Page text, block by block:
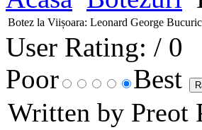
Botez la Viișoara: Leonard George
User Rating: / 0
Poor
Best
Written by Preot